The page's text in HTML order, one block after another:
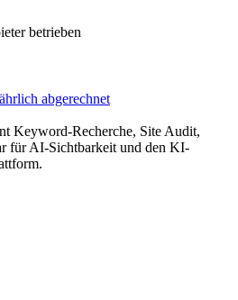
betrieben
abgerechnet
Keyword-Recherche, Site Audit,
für AI-Sichtbarkeit und den KI-